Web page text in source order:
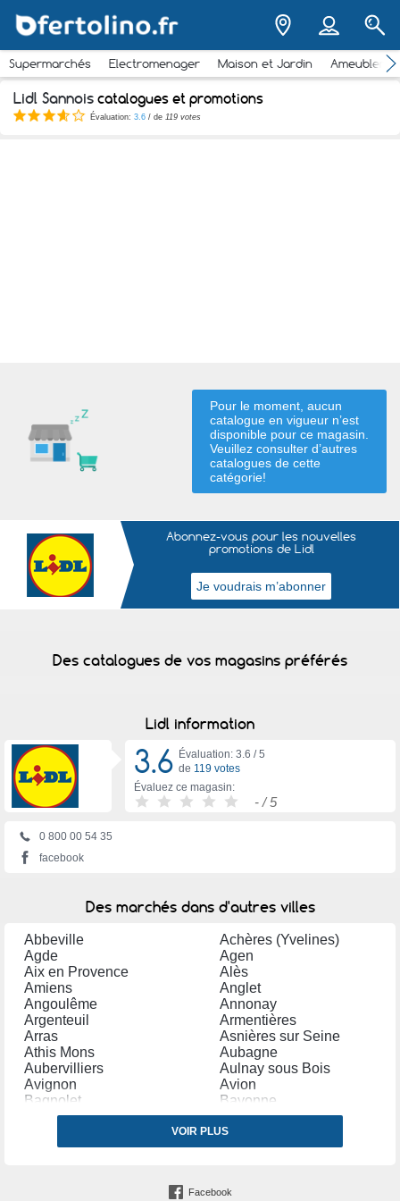
Supermarchés Electromenager Maison et Jardin
Lidl Sannois catalogues et promotions
Évaluation: 3.6 / de 119 votes
Pour le moment, aucun
catalogue en vigueur n’est
disponible pour ce magasin.
Veuillez consulter d’autres
catalogues de cette
catégorie!
Abonnez-vous pour les nouvelles
promotions de Lidl
Des catalogues de vos magasins préférés
Lidl information
3.6 Évaluation: 3.6 /5
de 119 votes
Évaluez ce magasin:
- / 5
0 800 00 54 35
facebook
Des marchés dans d'autres villes
Abbeville
Achères (Yvelines)
Agde
Agen
Aix en Provence
Alès
Amiens
Anglet
Angoulême
Annonay
Argenteuil
Armentières
Arras
Asnières sur Seine
Athis Mons
Aubagne
Aubervilliers
Aulnay sous Bois
Avignon
Avion
Bagnolet
Bayonne
Bègles
Belfort
Béthune
Béziers
Blagnac
Bourges
VOIR PLUS
Facebook